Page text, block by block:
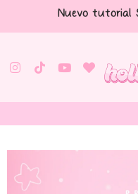
Nuevo tutorial